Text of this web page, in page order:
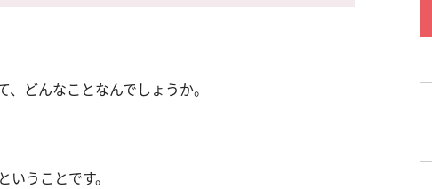
どんなことなんでしょうか。
うことです。